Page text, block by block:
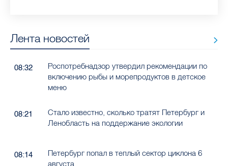
Лента новостей
08:32
Роспотребнадзор утвердил рекомендации по
включению рыбы и морепродуктов в детское
меню
08:21
Стало известно, сколько тратят Петербург и
Ленобласть на поддержание экологии
08:14
Петербург попал в теплый сектор циклона 6
августа